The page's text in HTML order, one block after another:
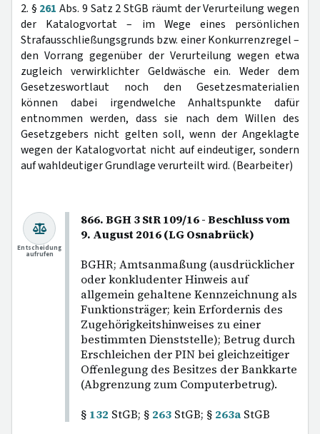
2. § 261 Abs. 9 Satz 2 StGB räumt der Verurteilung wegen
der Katalogvortat – im Wege eines persönlichen
Strafausschließungsgrunds bzw. einer Konkurrenzregel –
den Vorrang gegenüber der Verurteilung wegen etwa
zugleich verwirklichter Geldwäsche ein. Weder dem
Gesetzeswortlaut noch den Gesetzesmaterialien
können dabei irgendwelche Anhaltspunkte dafür
entnommen werden, dass sie nach dem Willen des
Gesetzgebers nicht gelten soll, wenn der Angeklagte
wegen der Katalogvortat nicht auf eindeutiger, sondern
auf wahldeutiger Grundlage verurteilt wird. (Bearbeiter)
866. BGH 3 StR 109/16 - Beschluss vom
9. August 2016 (LG Osnabrück)
BGHR; Amtsanmaßung (ausdrücklicher
oder konkludenter Hinweis auf
allgemein gehaltene Kennzeichnung als
Funktionsträger; kein Erfordernis des
Zugehörigkeitshinweises zu einer
bestimmten Dienststelle); Betrug durch
Erschleichen der PIN bei gleichzeitiger
Offenlegung des Besitzes der Bankkarte
(Abgrenzung zum Computerbetrug).
§ 132 StGB; § 263 StGB; § 263a StGB
Entscheidung
aufrufen